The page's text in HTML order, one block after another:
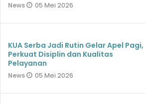
News 05 Mei 2026
KUA Serba Jadi Rutin Gelar Apel Pagi,
Perkuat Disiplin dan Kualitas
Pelayanan
News 05 Mei 2026